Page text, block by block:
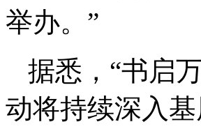
举办。”
据悉，“书启
动将持续深入